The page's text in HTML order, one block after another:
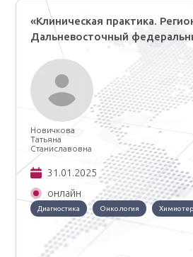
«Клиническая практика.
Дальневосточный
Новичкова
Татьяна
Станиславовна
31.01.2025
онлайн
Диагностика Онкология